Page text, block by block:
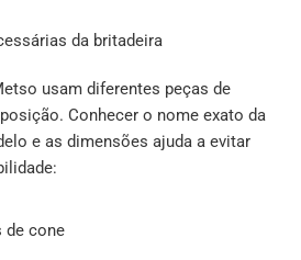
da britadeira
usam diferentes peças de
Conhecer o nome exato da
e as dimensões ajuda a evitar
de cone